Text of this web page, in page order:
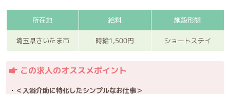
所在地 給料 施設形態
埼玉県さいたま市 時給1,500円 ショートステイ
この求人のオススメポイント
＜入浴介助に特化したシンプルなお仕事＞